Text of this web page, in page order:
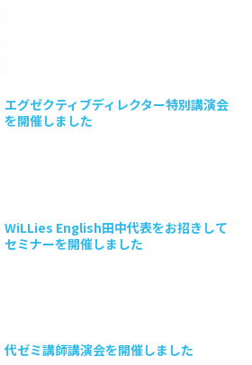
エグゼクティブディレクター特別講演会
を開催しました
WiLLies English田中代表をお招きして
セミナーを開催しました
代ゼミ講師講演会を開催しました